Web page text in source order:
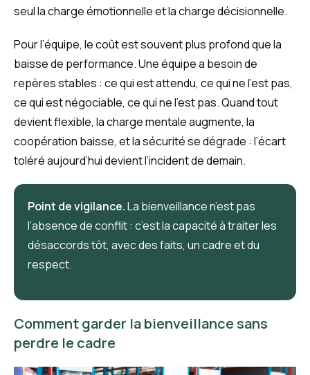
seul la charge émotionnelle et la charge décisionnelle.
Pour l’équipe, le coût est souvent plus profond que la
baisse de performance. Une équipe a besoin de
repères stables : ce qui est attendu, ce qui ne l’est pas,
ce qui est négociable, ce qui ne l’est pas. Quand tout
devient flexible, la charge mentale augmente, la
coopération baisse, et la sécurité se dégrade : l’écart
toléré aujourd’hui devient l’incident de demain.
Point de vigilance.La bienveillance n’est pas
l’absence de conflit : c’est la capacité à traiter les
désaccords tôt, avec des faits, un cadre et du
respect.
Comment garder la bienveillance sans
perdre le cadre